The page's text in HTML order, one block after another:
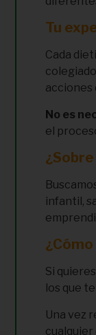
Tu
Cada
acciones
No es
el
infantil,
Si
los que
Una vez
cualquier